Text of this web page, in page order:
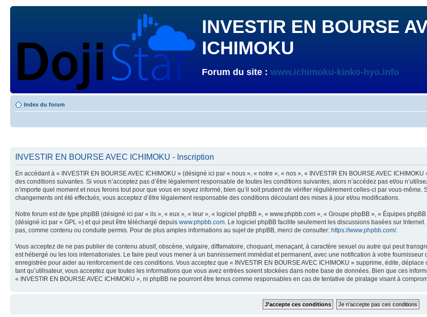
INVESTIR EN BOURSE
ICHIMOKU
Forum du site : www.ichimoku-kinko-hyo.info
Index du forum
INVESTIR EN BOURSE AVEC ICHIMOKU - Inscription
En accédant à « INVESTIR EN BOURSE AVEC ICHIMOKU » (désigné ici par « nous », « notre », « nos », « INVESTIR EN BOURSE AVEC
des conditions suivantes. Si vous n’acceptez pas d’être légalement responsable de toutes les conditions suivantes, alors n’accédez pas et/ou
n’importe quel moment et nous ferons tout pour que vous en soyez informé, bien qu’il soit prudent de vérifier régulièrement celles-ci par vous-
changements ont été effectués, vous acceptez d’être légalement responsable des conditions découlant des mises à jour et/ou modifications.
Notre forum est de type phpBB (désigné ici par « ils », « eux », « leur », « logiciel phpBB », « www.phpbb.com », « Groupe phpBB », « Équipes
(désigné ici par « GPL ») et qui peut être téléchargé depuis www.phpbb.com. Le logiciel phpBB facilite seulement les discussions basées sur
pas, comme contenu ou conduite permis. Pour de plus amples informations au sujet de phpBB, merci de consulter: https://www.phpbb.com/.
Vous acceptez de ne pas publier de contenu abusif, obscène, vulgaire, diffamatoire, choquant, menaçant, à caractère sexuel ou autre qui peut
est hébergé ou les lois internationales. Le faire peut vous mener à un bannissement immédiat et permanent, avec une notification à votre
enregistrée pour aider au renforcement de ces conditions. Vous acceptez que « INVESTIR EN BOURSE AVEC ICHIMOKU » supprime, édite,
tant qu’utilisateur, vous acceptez que toutes les informations que vous avez entrées soient stockées dans notre base de données. Bien que ces
« INVESTIR EN BOURSE AVEC ICHIMOKU », ni phpBB ne pourront être tenus comme responsables en cas de tentative de piratage visant à